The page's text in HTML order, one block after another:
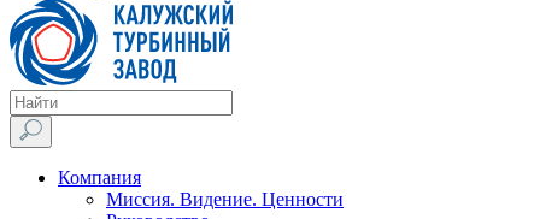
Компания
Миссия. Видение. Ценности